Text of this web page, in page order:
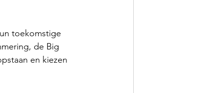
toekomstige
de Big
en kiezen